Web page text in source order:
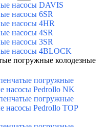
насосы DAVIS
насосы 6SR
насосы 4HR
насосы 4SR
насосы 3SR
насосы 4BLOCK
погружные колодезные
погружные
насосы Pedrollo NK
погружные
насосы Pedrollo TOP